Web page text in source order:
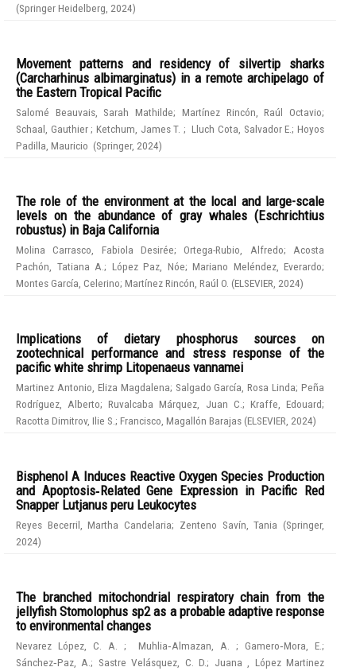
(Springer Heidelberg 2024)
Movement patterns and residency of silvertip sharks
(Carcharhinus albimarginatus) in a remote archipelago of
the Eastern Tropical Pacific
Salomé Beauvais, Sarah Mathilde; Martínez Rincón, Raúl Octavio;
Schaal, Gauthier;Ketchum, James T.; Lluch Cota, Salvador E.;Hoyos
Padilla, Mauricio (Springer, 2024)
The role of the environment at the local and large-scale
levels on the abundance of gray whales (Eschrichtius
robustus) in Baja California
Molina Carrasco, Fabiola Desirée;Ortega-Rubio, Alfredo; Acosta
Pachón, Tatiana A. ; López Paz, Nóe; Mariano Meléndez, Everardo;
Montes García, Celerino; Martínez Rincón, Raúl O. (ELSEVIER 2024)
Implications of dietary phosphorus sources on
zootechnical performance and stress response of the
pacific white shrimp Litopenaeus vannamei
Martinez Antonio, Eliza Magdalena; Salgado García, Rosa Linda; Peña
Rodríguez, Alberto;Ruvalcaba Márquez, Juan C. ; Kraffe, Edouard;
Racotta Dimitrov, Ilie S. ; Francisco, Magallón Barajas (ELSEVIER 2024)
Bisphenol A Induces Reactive Oxygen Species Production
and Apoptosis‑Related Gene Expression in Pacific Red
Snapper Lutjanus peru Leukocytes
Reyes Becerril, Martha Candelaria; Zenteno Savín, Tania (Springer,
2024)
The branched mitochondrial respiratory chain from the
jellyfish Stomolophus sp2 as a probable adaptive response
to environmental changes
Nevarez López, C. A. ; Muhlia‑Almazan, A.;Gamero‑Mora, E.;
Sánchez‑Paz, A.; Sastre Velásquez, C. D.; Juana , López Martinez